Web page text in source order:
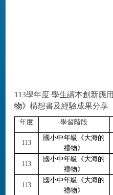
113學年度 學生讀本創新應用
物》 構想書及經驗成果分享
年度 學習階段
113
國小中年級《大海的
禮物》
113
國小中年級《大海的
禮物》
113
國小中年級《大海的
禮物》